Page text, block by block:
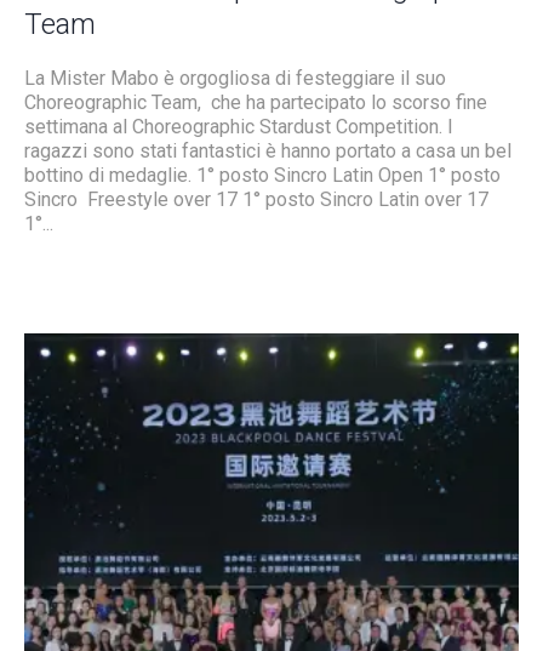
Team
La Mister Mabo è orgogliosa di festeggiare il suo
Choreographic Team, che ha partecipato lo scorso fine
settimana al Choreographic Stardust Competition. I
ragazzi sono stati fantastici è hanno portato a casa un bel
bottino di medaglie. 1° posto Sincro Latin Open 1° posto
Sincro Freestyle over 17 1° posto Sincro Latin over 17
1°...